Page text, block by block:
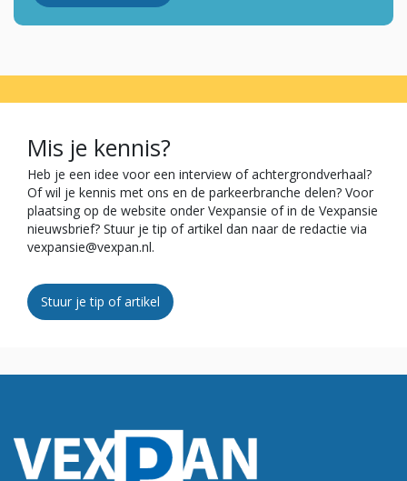
Mis je kennis?
Heb je een idee voor een interview of achtergrondverhaal?
Of wil je kennis met ons en de parkeerbranche delen? Voor
plaatsing op de website onder Vexpansie of in de Vexpansie
nieuwsbrief? Stuur je tip of artikel dan naar de redactie via
vexpansie@vexpan.nl.
Stuur je tip of artikel